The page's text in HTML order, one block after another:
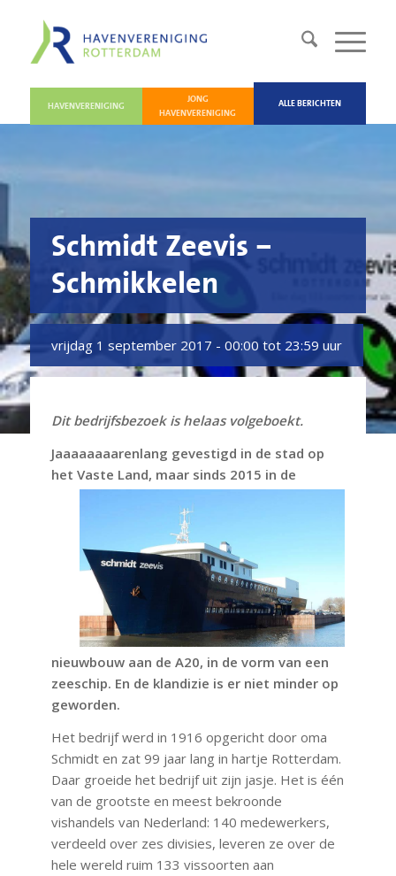
HAVENVERENIGING
JONG
HAVENVERENIGING
ALLE BERICHTEN
Schmidt Zeevis –
Schmikkelen
vrijdag 1 september 2017 - 00:00 tot 23:59 uur
Dit bedrijfsbezoek is helaas volgeboekt.
Jaaaaaaaarenlang gevestigd in de stad op
het Vaste Land, maar sinds 2015 in de
nieuwbouw aan de A20, in de vorm van een
zeeschip. En de klandizie is er niet minder op
geworden.
Het bedrijf werd in 1916 opgericht door oma
Schmidt en zat 99 jaar lang in hartje Rotterdam.
Daar groeide het bedrijf uit zijn jasje. Het is één
van de grootste en meest bekroonde
vishandels van Nederland: 140 medewerkers,
verdeeld over zes divisies, leveren ze over de
hele wereld ruim 133 vissoorten aan